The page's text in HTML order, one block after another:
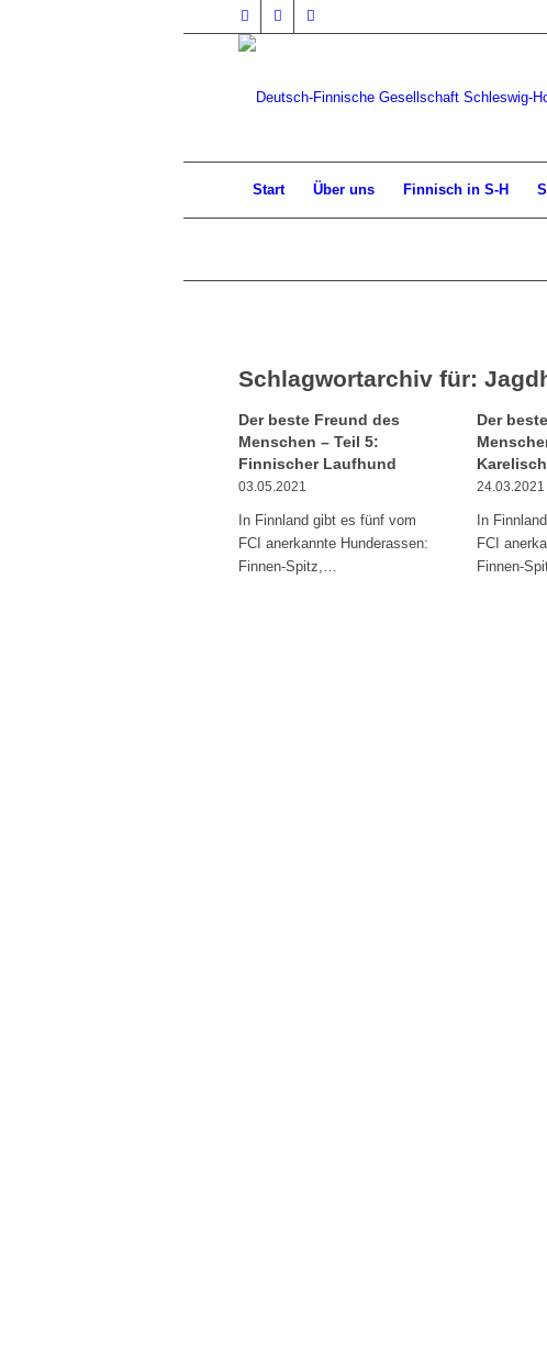
Start Über uns Finnisch in S-H
Schlagwortarchiv für:
Der beste Freund des
Menschen – Teil 5:
Finnischer Laufhund
03.05.2021
In Finnland gibt es fünf vom
FCI anerkannte Hunderassen:
Finnen-Spitz,…
Der
24.03.2021
In
FCI
Finnen-